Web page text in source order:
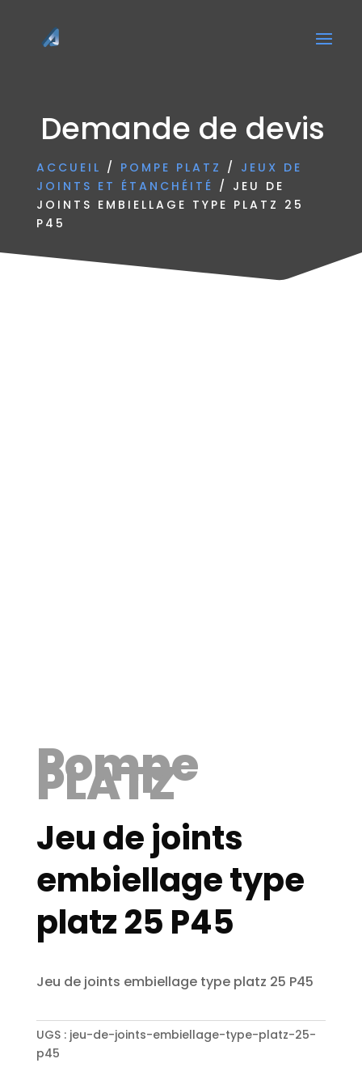
Demande de devis
ACCUEIL / POMPE PLATZ / JEUX DE
JOINTS ET ÉTANCHÉITÉ / JEU DE
JOINTS EMBIELLAGE TYPE PLATZ 25
P45
Pompe
PLATZ
Jeu de joints
embiellage type
platz 25 P45
Jeu de joints embiellage type platz 25 P45
UGS : jeu-de-joints-embiellage-type-platz-25-
p45